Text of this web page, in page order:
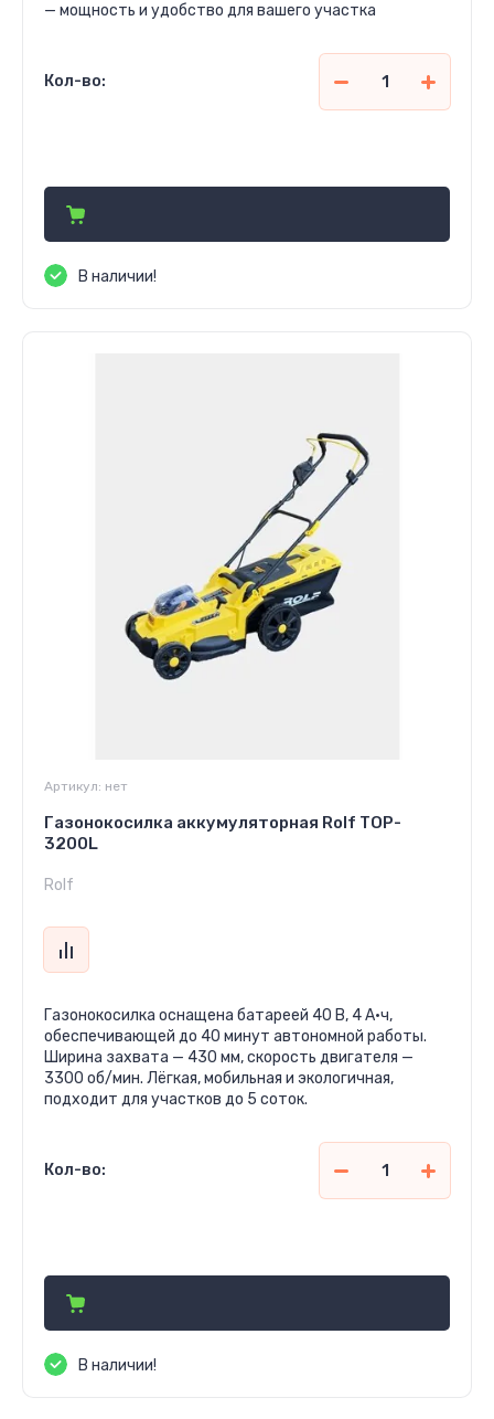
— мощность и удобство для вашего участка
Кол-во:
В наличии!
Артикул: нет
Газонокосилка аккумуляторная Rolf TOP-
3200L
Rolf
Газонокосилка оснащена батареей 40 В, 4 А·ч,
обеспечивающей до 40 минут автономной работы.
Ширина захвата — 430 мм, скорость двигателя —
3300 об/мин. Лёгкая, мобильная и экологичная,
подходит для участков до 5 соток.
Кол-во:
В наличии!